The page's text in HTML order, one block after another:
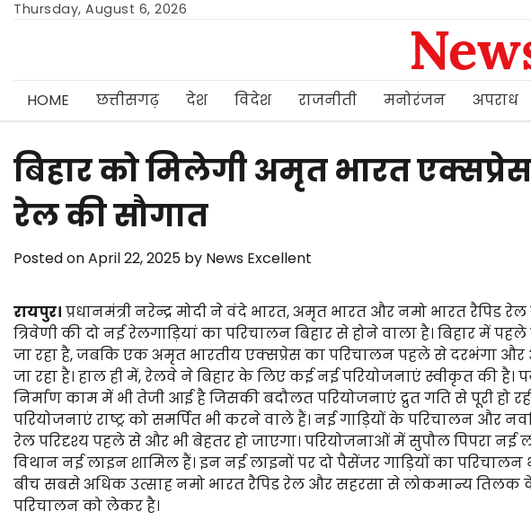
SkipThursday, August 6, 2026
HOME छत्तीसगढ़ देश विदेश राजनीती मनोरंजन अपराध
बिहार को मिलेगी अमृत भारत
रेल की सौगात
Posted onApril 22, 2025 by News Excellent
रायपुर। प्रधानमंत्री नरेन्द्र मोदी ने वंदे भारत, अमृत भारत और नमो भारत रैपिड
त्रिवेणी की दो नई रेलगाड़ियां का परिचालन बिहार से होने वाला है। बिहार में
जा रहा है, जबकि एक अमृत भारतीय एक्सप्रेस का परिचालन पहले से दरभंगा और
जा रहा है। हाल ही में, रेलवे ने बिहार के लिए कई नई परियोजनाएं स्वीकृत की
निर्माण काम में भी तेजी आई है जिसकी बदौलत परियोजनाएं द्रुत गति से पूरी हो रही
परियोजनाएं राष्ट्र को समर्पित भी करने वाले हैं। नई गाड़ियों के परिचालन और
रेल परिदृश्य पहले से और भी बेहतर हो जाएगा। परियोजनाओं में सुपौल पिपरा
विथान नई लाइन शामिल हैं। इन नई लाइनों पर दो पैसेंजर गाड़ियों का परिचालन
बीच सबसे अधिक उत्साह नमो भारत रैपिड रेल और सहरसा से लोकमान्य तिलक
परिचालन को लेकर है।